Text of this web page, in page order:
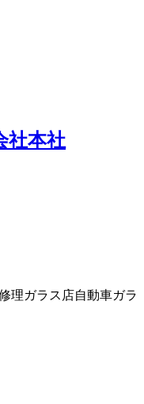
社本社
理ガラス店自動車ガラ